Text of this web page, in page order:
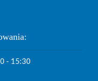
- 15:30